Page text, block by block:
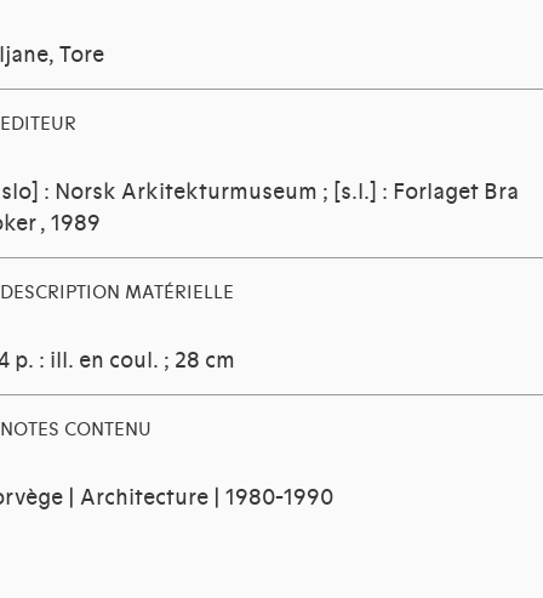
Tore
EDITEUR
: Norsk Arkitekturmuseum ; [s.l.] : Forlaget Bra
, 1989
DESCRIPTION MATÉRIELLE
p. : ill. en coul. ; 28 cm
NOTES CONTENU
| Architecture | 1980-1990